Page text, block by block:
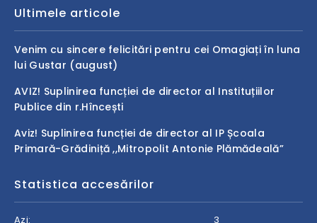
Ultimele articole
Venim cu sincere felicitări pentru cei Omagiați în luna
lui Gustar (august)
AVIZ! Suplinirea funcției de director al Instituțiilor
Publice din r.Hîncești
Aviz! Suplinirea funcției de director al IP Școala
Primară-Grădiniță ,,Mitropolit Antonie Plămădeală”
Statistica accesărilor
Azi: 3